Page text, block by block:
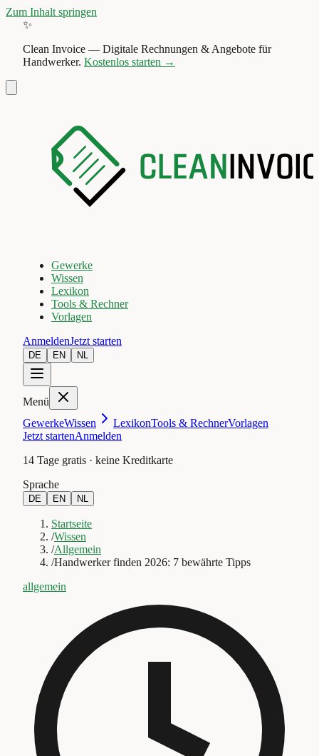
Zum Inhalt springen
✨
Clean Invoice — Digitale Rechnungen & Angebote für
Handwerker. Kostenlos starten →
Gewerke
Wissen
Lexikon
Tools & Rechner
Vorlagen
AnmeldenJetzt starten
DE EN NL
Menü
GewerkeWissen LexikonTools & RechnerVorlagen
Jetzt startenAnmelden
14 Tage gratis · keine Kreditkarte
Sprache
DE EN NL
Startseite
/Wissen
/Allgemein
/Handwerker finden 2026: 7 bewährte Tipps
allgemein